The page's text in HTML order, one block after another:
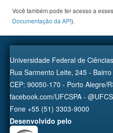
Você também pode ter acesso a
Documentação da API).
Universidade Federal de
Rua Sarmento Leite, 245 -
CEP: 90050-170 - Porto Alegre/
facebook.com/UFCSPA -
Fone +55 (51) 3303-9000
Desenvolvido pelo